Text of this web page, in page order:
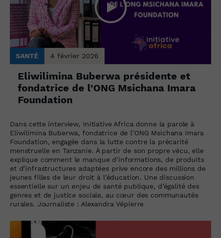
SANTÉ 4 février 2026
Eliwilimina Buberwa présidente et
fondatrice de l’ONG Msichana Imara
Foundation
Dans cette interview, Initiative Africa donne la parole à
Eliwilimina Buberwa, fondatrice de l’ONG Msichana Imara
Foundation, engagée dans la lutte contre la précarité
menstruelle en Tanzanie. À partir de son propre vécu, elle
explique comment le manque d’informations, de produits
et d’infrastructures adaptées prive encore des millions de
jeunes filles de leur droit à l’éducation. Une discussion
essentielle sur un enjeu de santé publique, d’égalité des
genres et de justice sociale, au cœur des communautés
rurales. Journaliste : Alexandra Vépierre